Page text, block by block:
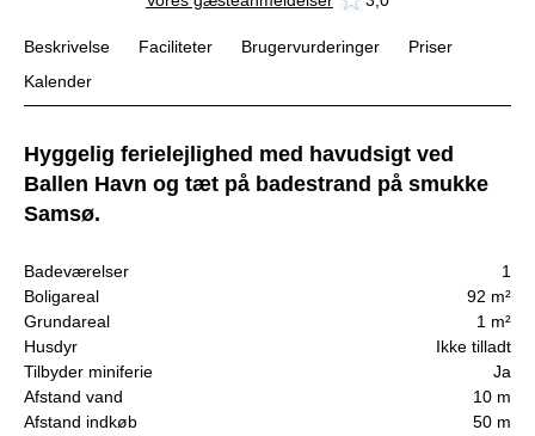
Beskrivelse Faciliteter Brugervurderinger
Priser
Kalender
Hyggelig ferielejlighed med havudsigt ved
Ballen Havn og tæt på badestrand på smukke
Samsø.
Badeværelser
1
Boligareal
92 m²
Grundareal
1 m²
Husdyr
Ikke tilladt
Tilbyder miniferie
Ja
Afstand vand
10 m
Afstand indkøb
50 m